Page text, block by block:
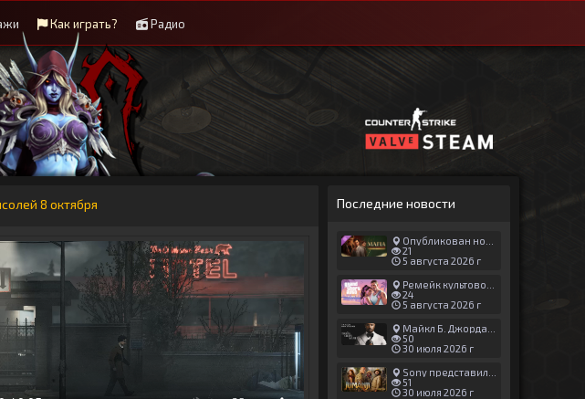
Как играть? Радио
8 октября Последние новости
Опубликован новый геймплей Man of Honor для Mafia: The Old Country
21
5 августа 2026 г
Ремейк культовой японской игры задержали ради выхода GTA 6
24
5 августа 2026 г
Майкл Б. Джордан сыграл главную роль в новой «Афере Томаса Крауна»
50
30 июля 2026 г
Sony представила трейлер новой части «Джуманджи»
51
30 июля 2026 г